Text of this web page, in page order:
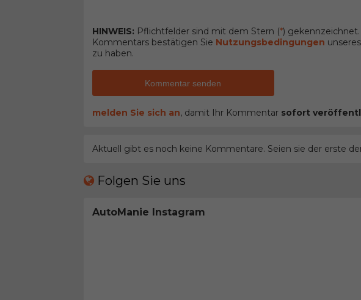
HINWEIS: Pflichtfelder sind mit dem Stern (*)
Kommentars bestätigen Sie Nutzungsbedingungen
zu haben.
Kommentar senden
melden Sie sich an, damit Ihr Kommentar sofort
Aktuell gibt es noch keine Kommentare. Seien sie der erste
Folgen Sie uns
AutoManie Instagram